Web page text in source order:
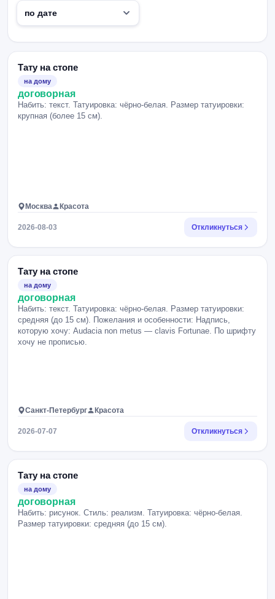
Тату на стопе
на дому
договорная
Набить: текст. Татуировка: чёрно-белая. Размер татуировки:
крупная (более 15 см).
Москва Красота
2026-08-03 Откликнуться
Тату на стопе
на дому
договорная
Набить: текст. Татуировка: чёрно-белая. Размер татуировки:
средняя (до 15 см). Пожелания и особенности: Надпись,
которую хочу: Audacia non metus — clavis Fortunae. По шрифту
хочу не прописью.
Санкт-Петербург Красота
2026-07-07 Откликнуться
Тату на стопе
на дому
договорная
Набить: рисунок. Стиль: реализм. Татуировка: чёрно-белая.
Размер татуировки: средняя (до 15 см).